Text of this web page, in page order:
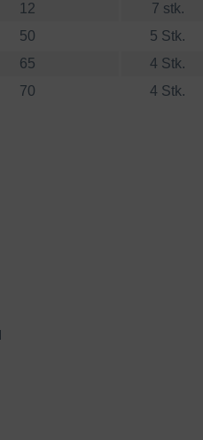
12
7 stk.
50
5 Stk.
65
4 Stk.
70 4 Stk.